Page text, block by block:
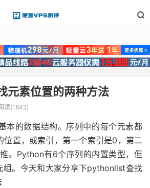

素位置的两种方法
读(1842)
本的数据结构。序列中的每个元素都
位置，或索引，第一个索引是0，第二
。Python有6个序列的内置类型，但
组。今天和大家分享下pythonlist查找